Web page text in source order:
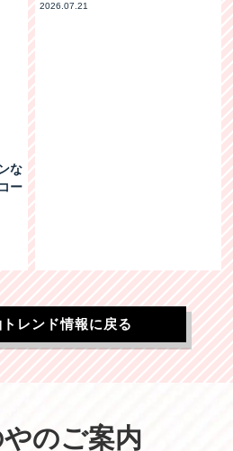
な
ー
2026.07.21
レンド情報に戻る
のご案内